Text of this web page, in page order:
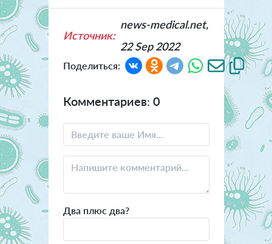
Источник:
news-medical.net,
22 Sep 2022
Поделиться:
Комментариев: 0
Два плюс два?